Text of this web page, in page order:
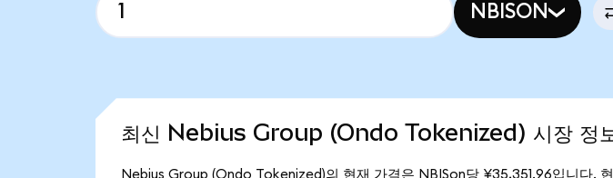
NBISON
최신 Nebius Group (Ondo Tokenized) 시장 정
Nebius Group (Ondo Tokenized)의 현재 가격은 NBISon당 ¥35,351.96입니다.